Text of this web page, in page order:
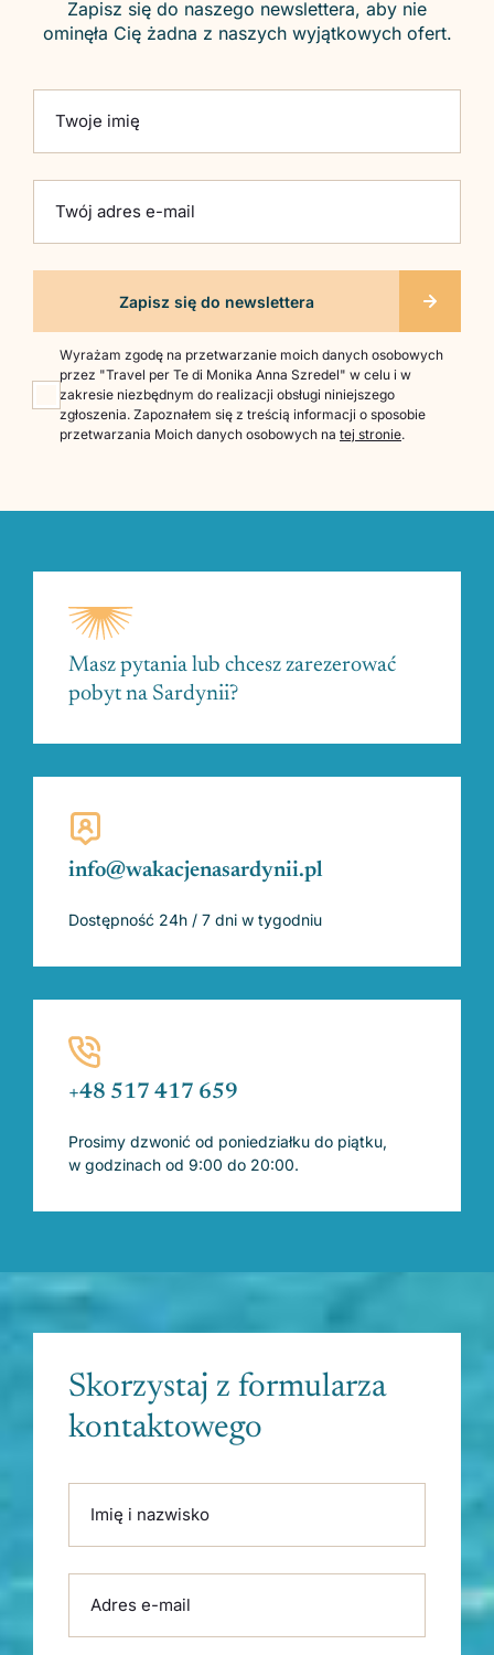
Zapisz się do naszego newslettera, aby nie
ominęła Cię żadna z naszych wyjątkowych ofert.
Twoje imię
Twój adres e-mail
Wyrażam zgodę na przetwarzanie moich danych osobowych
przez "Travel per Te di Monika Anna Szredel" w celu i w
zakresie niezbędnym do realizacji obsługi niniejszego
zgłoszenia. Zapoznałem się z treścią informacji o sposobie
przetwarzania Moich danych osobowych na tej stronie.
Masz pytania lub chcesz zarezerować
pobyt na Sardynii?
info@wakacjenasardynii.pl
Dostępność 24h / 7 dni w tygodniu
+48 517 417 659
Prosimy dzwonić od poniedziałku do piątku,
w godzinach od 9:00 do 20:00.
Skorzystaj z formularza
kontaktowego
Imię i nazwisko
Adres e-mail